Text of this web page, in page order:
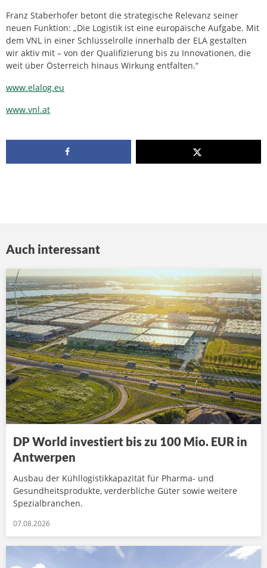
Franz Staberhofer betont die strategische Relevanz seiner
neuen Funktion: „Die Logistik ist eine europäische Aufgabe. Mit
dem VNL in einer Schlüsselrolle innerhalb der ELA gestalten
wir aktiv mit – von der Qualifizierung bis zu Innovationen, die
weit über Österreich hinaus Wirkung entfalten.“
www.elalog.eu
www.vnl.at
Auch interessant
DP World investiert bis zu 100 Mio. EUR in
Antwerpen
Ausbau der Kühllogistikkapazität für Pharma- und
Gesundheitsprodukte, verderbliche Güter sowie weitere
Spezialbranchen.
07.08.2026